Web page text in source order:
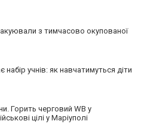
з тимчасово окупованої
учнів: як навчатимуться діти
Горить черговий WB у
цілі у Маріуполі